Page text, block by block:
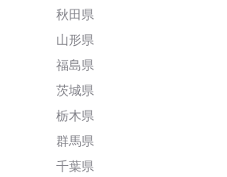
秋田県
山形県
福島県
茨城県
栃木県
群馬県
千葉県